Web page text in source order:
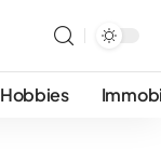
Hobbies